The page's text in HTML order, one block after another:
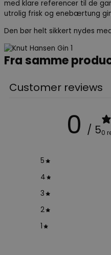
med klare referencer til de
utrolig frisk og enebærtung
Den bør helt sikkert nydes
Fra samme
Customer reviews
0 / 50
5
4
3
2
1